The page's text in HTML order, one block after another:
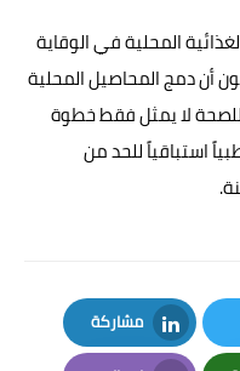
المحلية في الوقاية
أن دمج المحاصيل المحلية
للصحة لا يمثل فقط خطوة
استباقياً للحد من
مشاركة
LinkedIn